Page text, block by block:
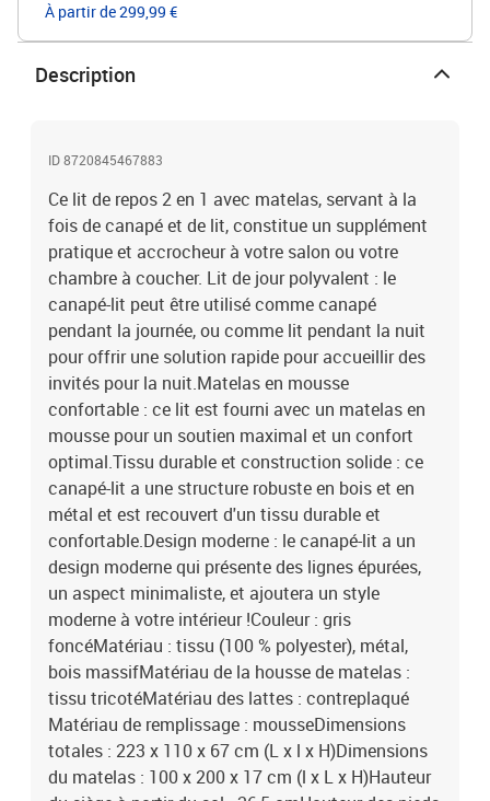
À partir de 299,99 €
Description
ID 8720845467883
Ce lit de repos 2 en 1 avec matelas, servant à la
fois de canapé et de lit, constitue un supplément
pratique et accrocheur à votre salon ou votre
chambre à coucher. Lit de jour polyvalent : le
canapé-lit peut être utilisé comme canapé
pendant la journée, ou comme lit pendant la nuit
pour offrir une solution rapide pour accueillir des
invités pour la nuit.Matelas en mousse
confortable : ce lit est fourni avec un matelas en
mousse pour un soutien maximal et un confort
optimal.Tissu durable et construction solide : ce
canapé-lit a une structure robuste en bois et en
métal et est recouvert d'un tissu durable et
confortable.Design moderne : le canapé-lit a un
design moderne qui présente des lignes épurées,
un aspect minimaliste, et ajoutera un style
moderne à votre intérieur !Couleur : gris
foncéMatériau : tissu (100 % polyester), métal,
bois massifMatériau de la housse de matelas :
tissu tricotéMatériau des lattes : contreplaqué
Matériau de remplissage : mousseDimensions
totales : 223 x 110 x 67 cm (L x l x H)Dimensions
du matelas : 100 x 200 x 17 cm (l x L x H)Hauteur